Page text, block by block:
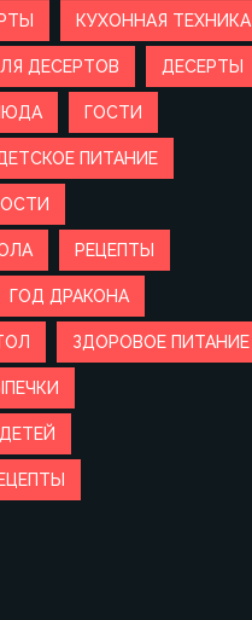
КУХОННАЯ ТЕХНИКА
ДЕСЕРТОВ ДЕСЕРТЫ
ГОСТИ
ПИТАНИЕ
РЕЦЕПТЫ
ГОД ДРАКОНА
ЗДОРОВОЕ ПИТАНИЕ